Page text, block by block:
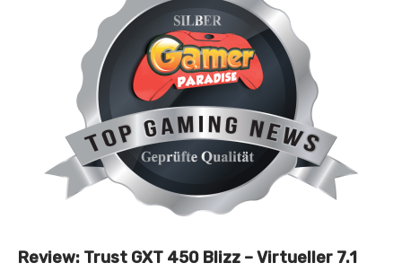
Review: Trust GXT 450 Blizz – Virtueller 7.1